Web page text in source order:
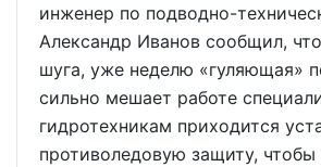
инженер по подводно-
Александр Иванов сообщил,
шуга, уже неделю «гуляющая»
сильно мешает работе
гидротехникам приходится
противоледовую защиту, чтобы